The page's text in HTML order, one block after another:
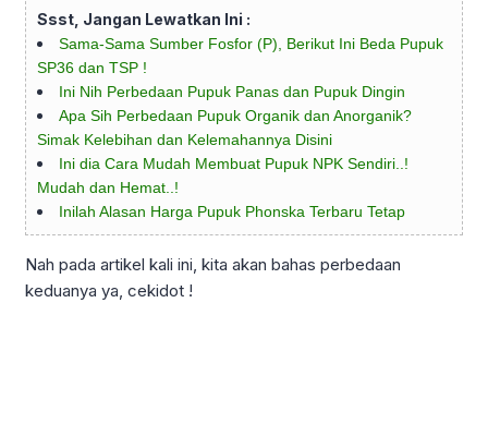
Ssst, Jangan Lewatkan Ini :
Sama-Sama Sumber Fosfor (P), Berikut Ini Beda Pupuk
SP36 dan TSP !
Ini Nih Perbedaan Pupuk Panas dan Pupuk Dingin
Apa Sih Perbedaan Pupuk Organik dan Anorganik?
Simak Kelebihan dan Kelemahannya Disini
Ini dia Cara Mudah Membuat Pupuk NPK Sendiri..!
Mudah dan Hemat..!
Inilah Alasan Harga Pupuk Phonska Terbaru Tetap
Nah pada artikel kali ini, kita akan bahas perbedaan
keduanya ya, cekidot !